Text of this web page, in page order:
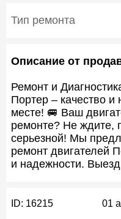
Тип ремонта
Описание от
Ремонт и
Портер – качество
месте! 🚐 Ваш
ремонте? Не ждите,
серьезной! Мы
ремонт двигателей
и надежности.
ID: 16215 01